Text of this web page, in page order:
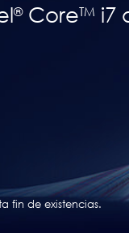
®CoreTM i7
fin de existencias.